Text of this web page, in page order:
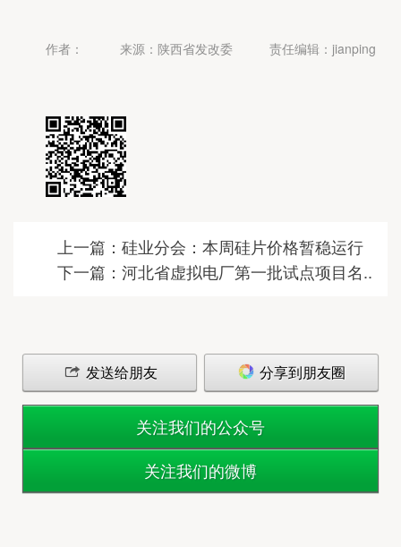
作者： 来源：陕西省发改委 责任编辑：jianping
上一篇：硅业分会：本周硅片价格暂稳运行
下一篇：河北省虚拟电厂第一批试点项目名..
发送给朋友 分享到朋友圈
关注我们的公众号
关注我们的微博